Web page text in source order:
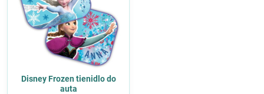
Disney Frozen tienidlo do
auta